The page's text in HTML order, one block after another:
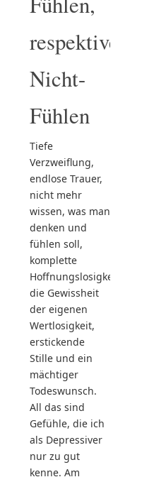
respektive
Nicht-
Fühlen
Tiefe
Verzweiflung,
endlose Trauer,
nicht mehr
wissen, was man
denken und
fühlen soll,
komplette
Hoffnungslosigkeit,
die Gewissheit
der eigenen
Wertlosigkeit,
erstickende
Stille und ein
mächtiger
Todeswunsch.
All das sind
Gefühle, die ich
als Depressiver
nur zu gut
kenne. Am